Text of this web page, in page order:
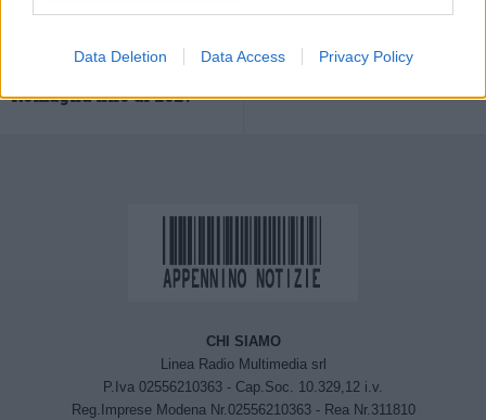
Data Deletion Data Access Privacy Policy
confermato presidente
Romagna fino al 2027
Giunta nazionale Donne
CHI SIAMO
Linea Radio Multimedia srl
P.Iva 02556210363 - Cap.Soc. 10.329,12 i.v.
Reg.Imprese Modena Nr.02556210363 - Rea Nr.311810